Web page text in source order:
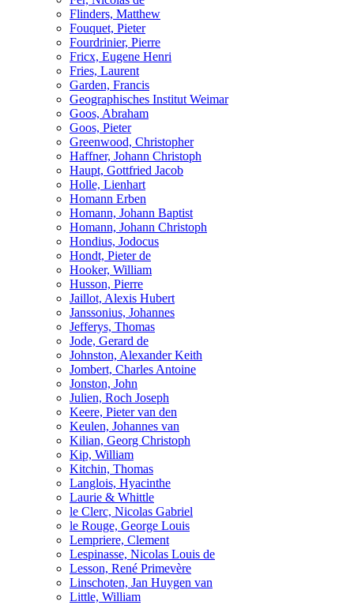
Flinders, Matthew
Fouquet, Pieter
Fourdrinier, Pierre
Fricx, Eugene Henri
Fries, Laurent
Garden, Francis
Geographisches Institut Weimar
Goos, Abraham
Goos, Pieter
Greenwood, Christopher
Haffner, Johann Christoph
Haupt, Gottfried Jacob
Holle, Lienhart
Homann Erben
Homann, Johann Baptist
Homann, Johann Christoph
Hondius, Jodocus
Hondt, Pieter de
Hooker, William
Husson, Pierre
Jaillot, Alexis Hubert
Janssonius, Johannes
Jefferys, Thomas
Jode, Gerard de
Johnston, Alexander Keith
Jombert, Charles Antoine
Jonston, John
Julien, Roch Joseph
Keere, Pieter van den
Keulen, Johannes van
Kilian, Georg Christoph
Kip, William
Kitchin, Thomas
Langlois, Hyacinthe
Laurie & Whittle
le Clerc, Nicolas Gabriel
le Rouge, George Louis
Lempriere, Clement
Lespinasse, Nicolas Louis de
Lesson, René Primevère
Linschoten, Jan Huygen van
Little, William